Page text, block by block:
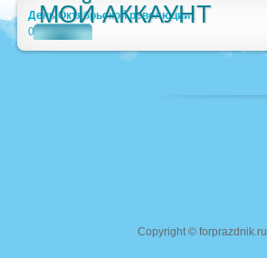
МОЙ АККАУНТ
День Октябрьской революции
0
Copyright © forprazdnik.ru